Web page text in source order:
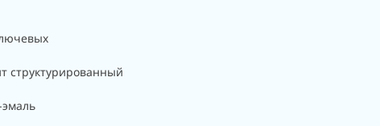
структурированный
эмаль